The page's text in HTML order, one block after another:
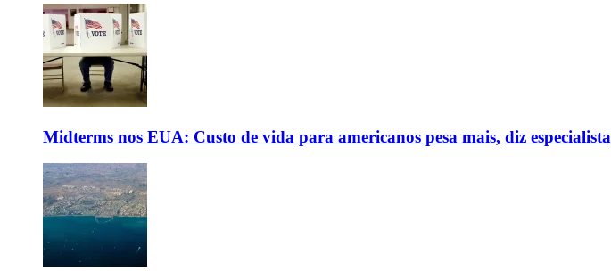
Midterms nos EUA: Custo de vida para americanos pesa mais, diz especialista